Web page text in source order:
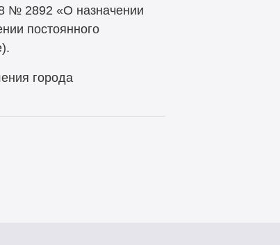
№ 2892 «О назначении
постоянного
города